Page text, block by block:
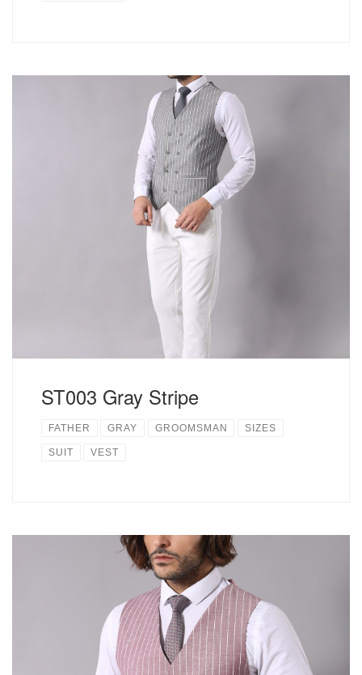
麻素材のストライプジャケットとベストでさわやかな印象の
３Pcセット。ジャケットなしでのレンタルもOK. 白のパンツ
は全サイズございます。 色違いでレッドもございます。
ST003 Gray Stripe
FATHER GRAY GROOMSMAN SIZES
SUIT VEST
麻素材のストライプジャケットとベストでさわやかな印象の
３Pcセット。 ジャケットなしやジャケットのみなどの単品